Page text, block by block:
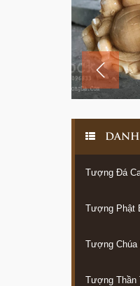
Tượng Đá
Tượng Phật
Tượng Chúa
Tượng Thần